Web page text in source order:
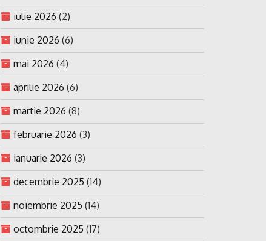
iulie 2026 (2)
iunie 2026 (6)
mai 2026 (4)
aprilie 2026 (6)
martie 2026 (8)
februarie 2026 (3)
ianuarie 2026 (3)
decembrie 2025 (14)
noiembrie 2025 (14)
octombrie 2025 (17)